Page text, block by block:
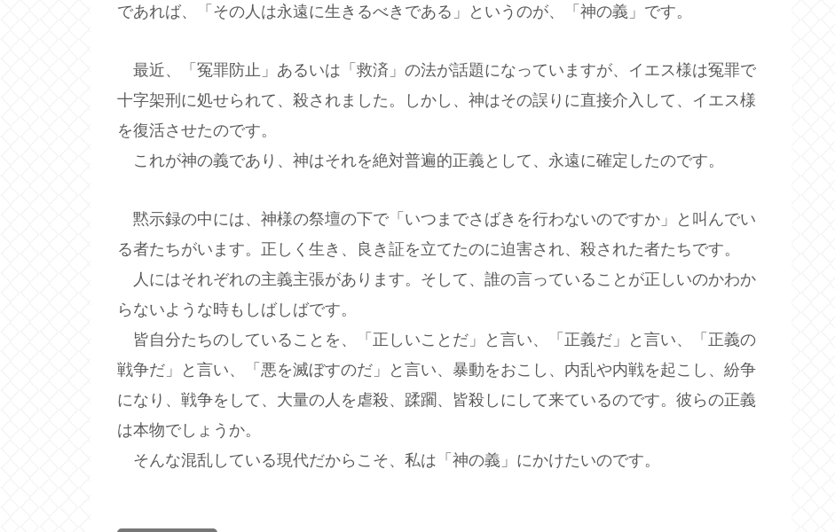
であれば、「その人は永遠に生きるべきである」というのが、「神の義」です。
最近、「冤罪防止」あるいは「救済」の法が話題になっていますが、イエス様は冤罪で
十字架刑に処せられて、殺されました。しかし、神はその誤りに直接介入して、イエス様
を復活させたのです。
これが神の義であり、神はそれを絶対普遍的正義として、永遠に確定したのです。
黙示録の中には、神様の祭壇の下で「いつまでさばきを行わないのですか」と叫んでい
る者たちがいます。正しく生き、良き証を立てたのに迫害され、殺された者たちです。
人にはそれぞれの主義主張があります。そして、誰の言っていることが正しいのかわか
らないような時もしばしばです。
皆自分たちのしていることを、「正しいことだ」と言い、「正義だ」と言い、「正義の
戦争だ」と言い、「悪を滅ぼすのだ」と言い、暴動をおこし、内乱や内戦を起こし、紛争
になり、戦争をして、大量の人を虐殺、蹂躙、皆殺しにして来ているのです。彼らの正義
は本物でしょうか。
そんな混乱している現代だからこそ、私は「神の義」にかけたいのです。